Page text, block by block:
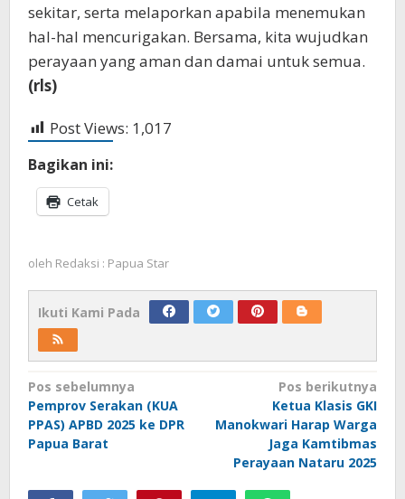
sekitar, serta melaporkan apabila menemukan
hal-hal mencurigakan. Bersama, kita wujudkan
perayaan yang aman dan damai untuk semua.
(rls)
Post Views: 1,017
Bagikan ini:
Cetak
oleh Redaksi : Papua Star
Ikuti Kami Pada
Navigasi
pos
Pos sebelumnya
Pemprov Serakan (KUA
PPAS) APBD 2025 ke DPR
Papua Barat
Pos berikutnya
Ketua Klasis GKI
Manokwari Harap Warga
Jaga Kamtibmas
Perayaan Nataru 2025